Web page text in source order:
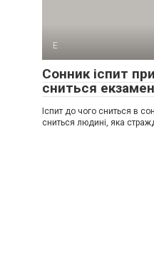
Е
Сонник іспит
сниться
Іспит до чого сниться в
сниться людині, яка